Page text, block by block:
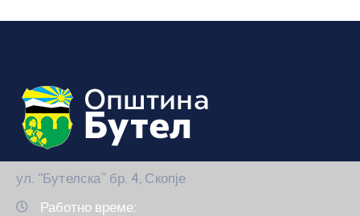
ул. “Бутелска” бр. 4, Скопје
Работно време: